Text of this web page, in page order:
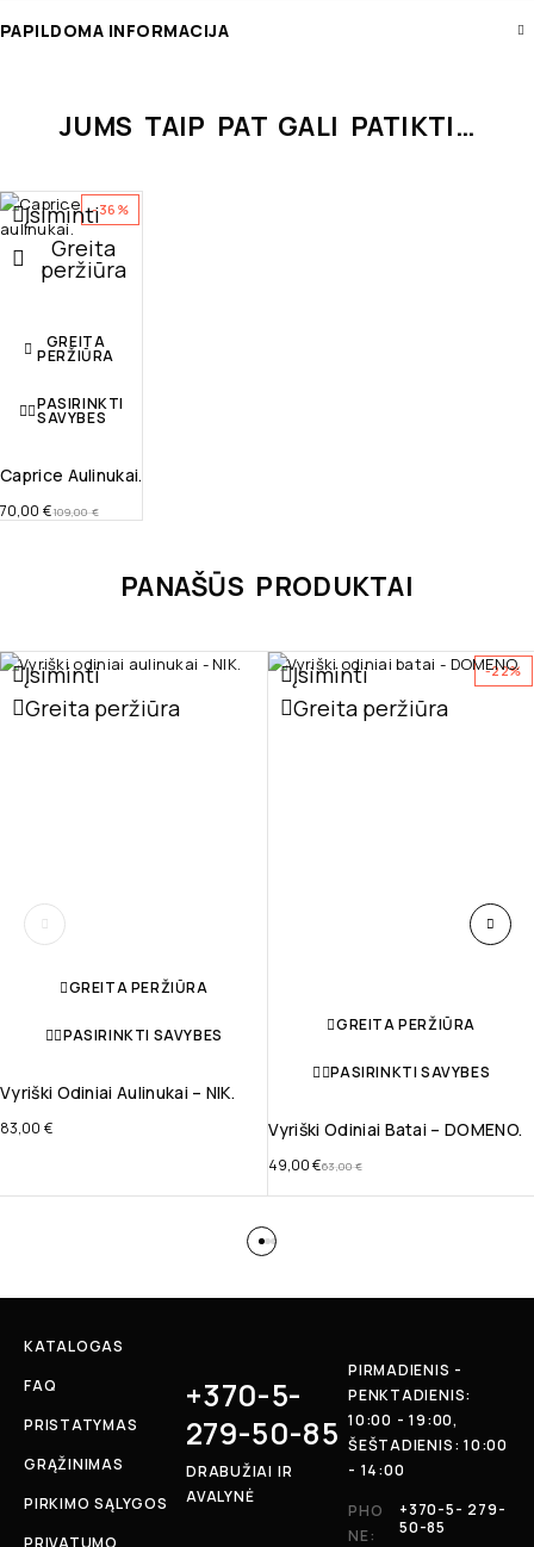
PAPILDOMA INFORMACIJA
JUMS TAIP PAT GALI PATIKTI…
-36%
Įsiminti
Greita
peržiūra
GREITA
PERŽIŪRA
PASIRINKTI
SAVYBES
Caprice Aulinukai.
109,00€
70,00 €
PANAŠŪS PRODUKTAI
Įsiminti
Greita peržiūra
GREITA PERŽIŪRA
PASIRINKTI SAVYBES
Vyriški Odiniai Aulinukai – NIK.
83,00 €
-22%
Įsiminti
Greita peržiūra
GREITA PERŽIŪRA
PASIRINKTI SAVYBES
Vyriški Odiniai Batai – DOMENO.
63,00€
49,00€
KATALOGAS
FAQ
PRISTATYMAS
GRĄŽINIMAS
PIRKIMO SĄLYGOS
PRIVATUMO
+370-5-
279-50-85
DRABUŽIAI IR
AVALYNĖ
PIRMADIENIS -
PENKTADIENIS:
10:00 - 19:00,
ŠEŠTADIENIS: 10:00
- 14:00
PHO
NE:
+370-5- 279-
50-85